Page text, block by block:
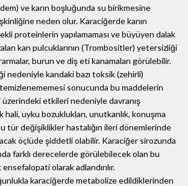
ve karın boşluğunda su birikmesine
neden olur. Karaciğerde kanın
proteinlerin yapılamaması ve büyüyen dalak
kan pulcuklarının (Trombositler) yetersizliği
burun ve diş eti kanamaları görülebilir.
nedeniyle kandaki bazı toksik (zehirli)
sonucunda bu maddelerin
etkileri nedeniyle davranış
uyku bozuklukları, unutkanlık, konuşma
tür değişiklikler hastalığın ileri dönemlerinde
öçlüde şiddetli olabilir. Karaciğer sirozunda
farklı derecelerde görülebilecek olan bu
olarak adlandırılır.
karaciğerde metabolize edildiklerinden